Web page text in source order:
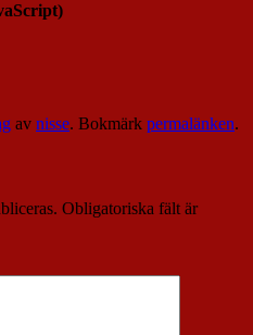
av nisse. Bokmärk permalänken.
Obligatoriska fält är